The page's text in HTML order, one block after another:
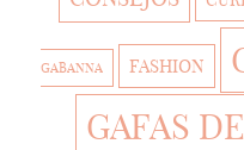
GABANNA FASHION
GAFAS